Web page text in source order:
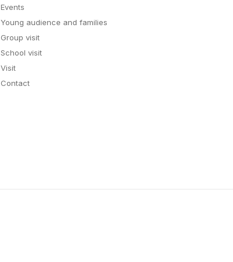
Events
Young audience and families
Group visit
School visit
Visit
Contact